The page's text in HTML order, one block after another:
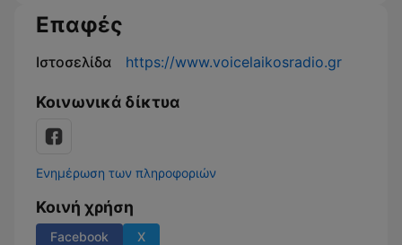
Επαφές
Ιστοσελίδα https://www.voicelaikosradio.gr
Κοινωνικά δίκτυα
Ενημέρωση των πληροφοριών
Κοινή χρήση
Facebook X